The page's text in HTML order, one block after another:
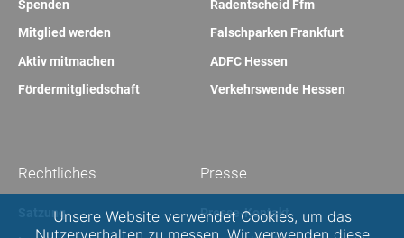
Radentscheid Ffm
Falschparken Frankfurt
ADFC Hessen
Verkehrswende Hessen
Spenden
Mitglied werden
Aktiv mitmachen
Fördermitgliedschaft
Presse
Presse-Kontakt
Rechtliches
SatzungUnsere Website verwendet Cookies, um das
Nutzerverhalten zu messen. Wir verwenden diese